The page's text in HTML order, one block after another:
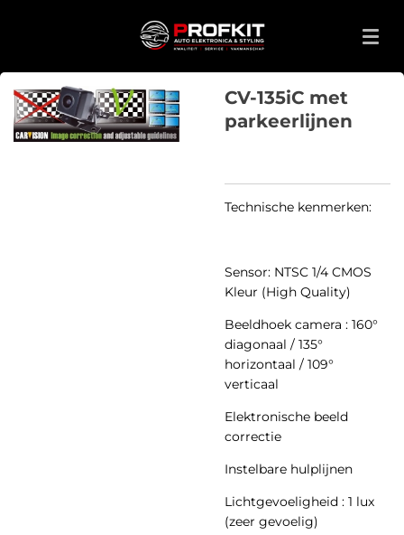
hoofdinhoud
CV-135iC met
parkeerlijnen
Technische kenmerken:
Sensor: NTSC 1/4 CMOS
Kleur (High Quality)
Beeldhoek camera : 160°
diagonaal / 135°
horizontaal / 109°
verticaal
Elektronische beeld
correctie
Instelbare hulplijnen
Lichtgevoeligheid : 1 lux
(zeer gevoelig)